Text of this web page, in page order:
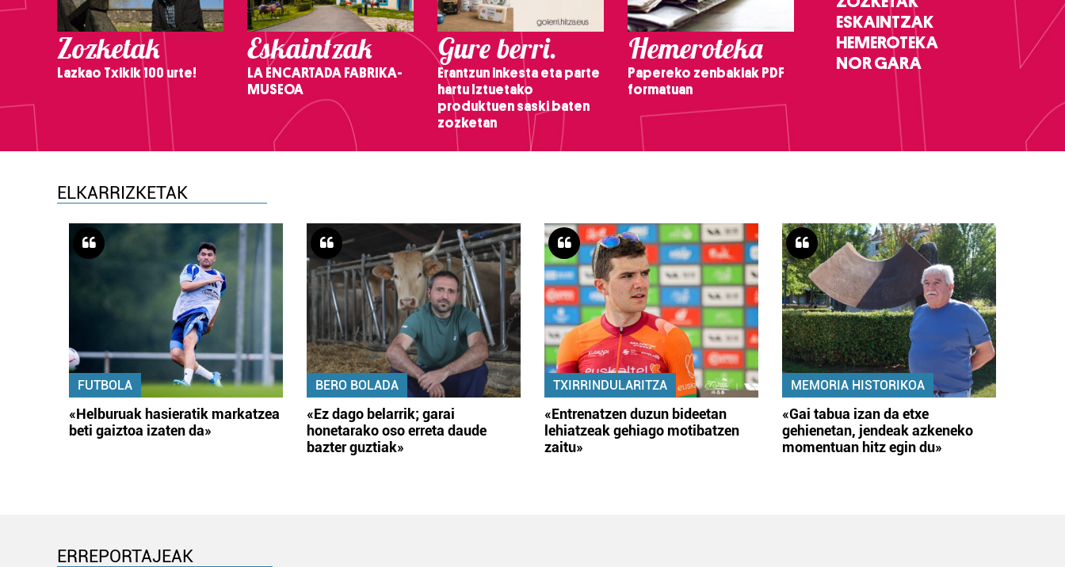
Zozketak
Lazkao Txikik 100 urte!
Eskaintzak
LA ENCARTADA FABRIKA-
MUSEOA
Gure berri.
Erantzun inkesta eta parte
hartu Iztuetako
produktuen saski baten
zozketan
Hemeroteka
Papereko zenbakiak PDF
formatuan
ESKAINTZAK
HEMEROTEKA
NOR GARA
ELKARRIZKETAK
FUTBOLA
«Helburuak hasieratik markatzea
beti gaiztoa izaten da»
BERO BOLADA
«Ez dago belarrik; garai
honetarako oso erreta daude
bazter guztiak»
TXIRRINDULARITZA
«Entrenatzen duzun bideetan
lehiatzeak gehiago motibatzen
zaitu»
MEMORIA HISTORIKOA
«Gai tabua izan da etxe
gehienetan, jendeak azkeneko
momentuan hitz egin du»
ERREPORTAJEAK